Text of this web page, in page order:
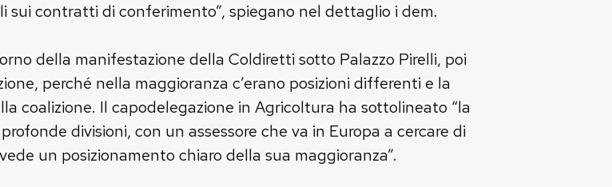
sui contratti di conferimento”, spiegano nel dettaglio i dem.
della manifestazione della Coldiretti sotto Palazzo Pirelli, poi
perché nella maggioranza c’erano posizioni differenti e la
coalizione. Il capodelegazione in Agricoltura ha sottolineato “la
divisioni, con un assessore che va in Europa a cercare di
un posizionamento chiaro della sua maggioranza”.